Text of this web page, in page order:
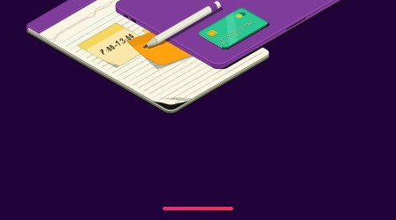
Parkering och transport
Gratis parkering
Privat parkering